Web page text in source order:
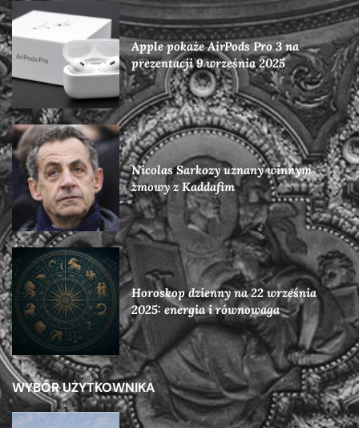
Apple pokaże AirPods Pro 3 na
prezentacji 9 września 2025
Nicolas Sarkozy uznany winnym
zmowy z Kaddafim
Horoskop dzienny na 22 września
2025: energia i równowaga
WYBÓR UŻYTKOWNIKA